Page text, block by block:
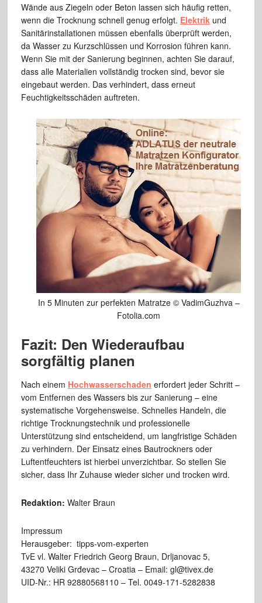
Wände aus Ziegeln oder Beton lassen sich häufig retten,
wenn die Trocknung schnell genug erfolgt. Elektrik und
Sanitärinstallationen müssen ebenfalls überprüft werden,
da Wasser zu Kurzschlüssen und Korrosion führen kann.
Wenn Sie mit der Sanierung beginnen, achten Sie darauf,
dass alle Materialien vollständig trocken sind, bevor sie
eingebaut werden. Das verhindert, dass erneut
Feuchtigkeitsschäden auftreten.
In 5 Minuten zur perfekten Matratze © VadimGuzhva –
Fotolia.com
Fazit: Den Wiederaufbau
sorgfältig planen
Nach einem Hochwasserschaden erfordert jeder Schritt –
vom Entfernen des Wassers bis zur Sanierung – eine
systematische Vorgehensweise. Schnelles Handeln, die
richtige Trocknungstechnik und professionelle
Unterstützung sind entscheidend, um langfristige Schäden
zu verhindern. Der Einsatz eines Bautrockners oder
Luftentfeuchters ist hierbei unverzichtbar. So stellen Sie
sicher, dass Ihr Zuhause wieder sicher und trocken wird.
Redaktion: Walter Braun
Impressum
Herausgeber: tipps-vom-experten
TvE vl. Walter Friedrich Georg Braun, Drljanovac 5,
43270 Veliki Grđevac – Croatia – Email: gl@tivex.de
UID-Nr.: HR 92880568110 – Tel. 0049-171-5282838